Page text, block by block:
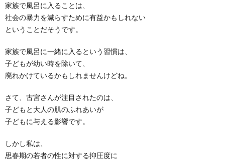
家族で風呂に入ることは、
社会の暴力を減らすために有益かもしれない
ということだそうです。
家族で風呂に一緒に入るという習慣は、
子どもが幼い時を除いて、
廃れかけているかもしれませんけどね。
さて、古宮さんが注目されたのは、
子どもと大人の肌のふれあいが
子どもに与える影響です。
しかし私は、
思春期の若者の性に対する抑圧度に